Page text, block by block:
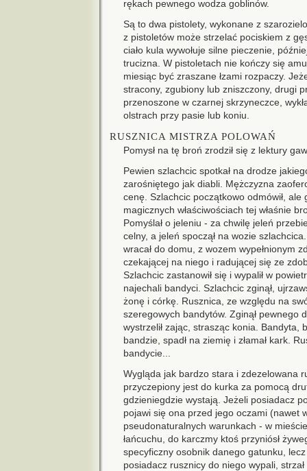
rękach pewnego wodza goblinów.
Są to dwa pistolety, wykonane z
z pistoletów może strzelać pociskiem z
ciało kula wywołuje silne pieczenie,
trucizna. W pistoletach nie kończy się
miesiąc być zraszane łzami rozpaczy.
stracony, zgubiony lub zniszczony, drugi
przenoszone w czarnej skrzyneczce,
olstrach przy pasie lub koniu.
RUSZNICA MISTRZA POLOWAŃ
Pomysł na tę broń zrodził się z lektury
Pewien szlachcic spotkał na drodze
zarośniętego jak diabli. Mężczyzna
cenę. Szlachcic początkowo odmówił, ale
magicznych właściwościach tej właśnie
Pomyślał o jeleniu - za chwilę jeleń
celny, a jeleń spoczął na wozie
wracał do domu, z wozem wypełnionym
czekającej na niego i radującej się ze
Szlachcic zastanowił się i wypalił w
najechali bandyci. Szlachcic zginął,
żonę i córkę. Rusznica, ze względu na
szeregowych bandytów. Zginął pewnego
wystrzelił zając, strasząc konia. Bandyta,
bandzie, spadł na ziemię i złamał kark.
bandycie...
Wygląda jak bardzo stara i zdezelowana
przyczepiony jest do kurka za pomocą
gdzieniegdzie wystają. Jeżeli posiadacz
pojawi się ona przed jego oczami (nawet
pseudonaturalnych warunkach - w
łańcuchu, do karczmy ktoś przyniósł
specyficzny osobnik danego gatunku,
posiadacz rusznicy do niego wypali,